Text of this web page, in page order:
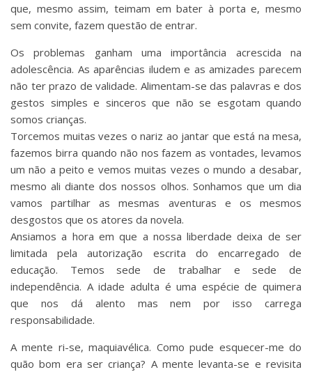
que, mesmo assim, teimam em bater à porta e, mesmo
sem convite, fazem questão de entrar.
Os problemas ganham uma importância acrescida na
adolescência. As aparências iludem e as amizades parecem
não ter prazo de validade. Alimentam-se das palavras e dos
gestos simples e sinceros que não se esgotam quando
somos crianças.
Torcemos muitas vezes o nariz ao jantar que está na mesa,
fazemos birra quando não nos fazem as vontades, levamos
um não a peito e vemos muitas vezes o mundo a desabar,
mesmo ali diante dos nossos olhos. Sonhamos que um dia
vamos partilhar as mesmas aventuras e os mesmos
desgostos que os atores da novela.
Ansiamos a hora em que a nossa liberdade deixa de ser
limitada pela autorização escrita do encarregado de
educação. Temos sede de trabalhar e sede de
independência. A idade adulta é uma espécie de quimera
que nos dá alento mas nem por isso carrega
responsabilidade.
A mente ri-se, maquiavélica. Como pude esquecer-me do
quão bom era ser criança? A mente levanta-se e revisita